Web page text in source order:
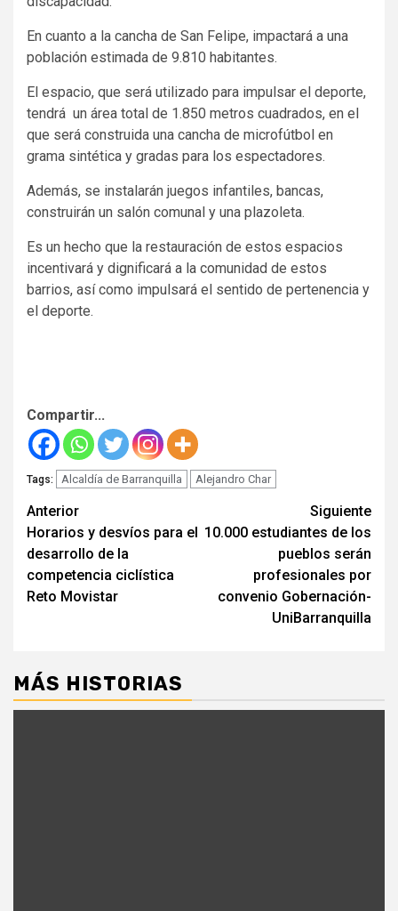
En cuanto a la cancha de San Felipe, impactará a una
población estimada de 9.810 habitantes.
El espacio, que será utilizado para impulsar el deporte,
tendrá un área total de 1.850 metros cuadrados, en el
que será construida una cancha de microfútbol en
grama sintética y gradas para los espectadores.
Además, se instalarán juegos infantiles, bancas,
construirán un salón comunal y una plazoleta.
Es un hecho que la restauración de estos espacios
incentivará y dignificará a la comunidad de estos
barrios, así como impulsará el sentido de pertenencia y
el deporte.
Compartir...
Tags: Alcaldía de Barranquilla Alejandro Char
Seguir
leyendo
Anterior
Horarios y desvíos para el
desarrollo de la
competencia ciclística
Reto Movistar
Siguiente
10.000 estudiantes de los
pueblos serán
profesionales por
convenio Gobernación-
UniBarranquilla
MÁS HISTORIAS